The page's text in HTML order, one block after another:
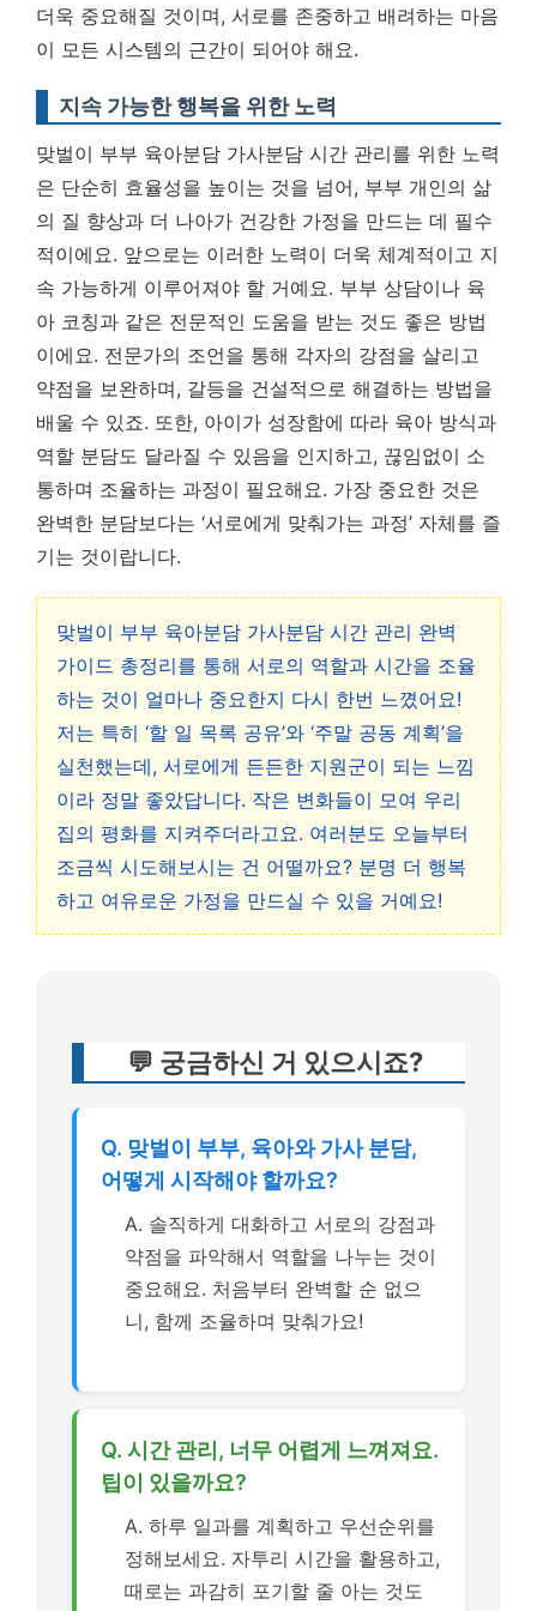
더욱 중요해질 것이며, 서로를 존중하고 배려하는 마음
이 모든 시스템의 근간이 되어야 해요.
지속 가능한 행복을 위한 노력
맞벌이 부부 육아분담 가사분담 시간 관리를 위한 노력
은 단순히 효율성을 높이는 것을 넘어, 부부 개인의 삶
의 질 향상과 더 나아가 건강한 가정을 만드는 데 필수
적이에요. 앞으로는 이러한 노력이 더욱 체계적이고 지
속 가능하게 이루어져야 할 거예요. 부부 상담이나 육
아 코칭과 같은 전문적인 도움을 받는 것도 좋은 방법
이에요. 전문가의 조언을 통해 각자의 강점을 살리고
약점을 보완하며, 갈등을 건설적으로 해결하는 방법을
배울 수 있죠. 또한, 아이가 성장함에 따라 육아 방식과
역할 분담도 달라질 수 있음을 인지하고, 끊임없이 소
통하며 조율하는 과정이 필요해요. 가장 중요한 것은
완벽한 분담보다는 ‘서로에게 맞춰가는 과정’ 자체를 즐
기는 것이랍니다.
맞벌이 부부 육아분담 가사분담 시간 관리 완벽
가이드 총정리를 통해 서로의 역할과 시간을 조율
하는 것이 얼마나 중요한지 다시 한번 느꼈어요!
저는 특히 ‘할 일 목록 공유’와 ‘주말 공동 계획’을
실천했는데, 서로에게 든든한 지원군이 되는 느낌
이라 정말 좋았답니다. 작은 변화들이 모여 우리
집의 평화를 지켜주더라고요. 여러분도 오늘부터
조금씩 시도해보시는 건 어떨까요? 분명 더 행복
하고 여유로운 가정을 만드실 수 있을 거예요!
💬 궁금하신 거 있으시죠?
Q. 맞벌이 부부, 육아와 가사 분담,
어떻게 시작해야 할까요?
A. 솔직하게 대화하고 서로의 강점과
약점을 파악해서 역할을 나누는 것이
중요해요. 처음부터 완벽할 순 없으
니, 함께 조율하며 맞춰가요!
Q. 시간 관리, 너무 어렵게 느껴져요.
팁이 있을까요?
A. 하루 일과를 계획하고 우선순위를
정해보세요. 자투리 시간을 활용하고,
때로는 과감히 포기할 줄 아는 것도